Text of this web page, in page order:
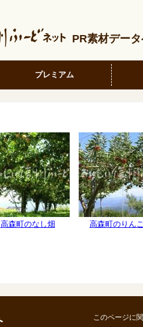
PR素材デー
プレミアム
高森町のなし畑 高森町のりん
このページに